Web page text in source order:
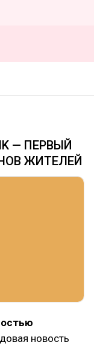
— ПЕРВЫЙ
ЖИТЕЛЕЙ
новость